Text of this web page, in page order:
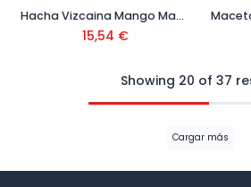
Hacha Vizcaina Mango Madera
15,54 €
Showing 20 of 37
Cargar más